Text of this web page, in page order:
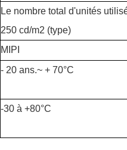
Le nombre total d'unités
250 cd/m2 (type)
MIPI
- 20 ans.~ + 70°C
-30 à +80°C